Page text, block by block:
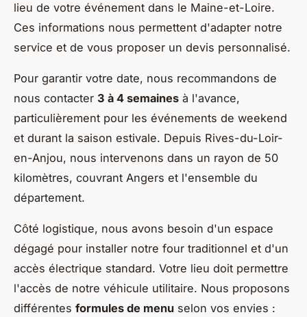
lieu de votre événement dans le Maine-et-Loire.
Ces informations nous permettent d'adapter notre
service et de vous proposer un devis personnalisé.
Pour garantir votre date, nous recommandons de
nous contacter 3 à 4 semaines à l'avance,
particulièrement pour les événements de weekend
et durant la saison estivale. Depuis Rives-du-Loir-
en-Anjou, nous intervenons dans un rayon de 50
kilomètres, couvrant Angers et l'ensemble du
département.
Côté logistique, nous avons besoin d'un espace
dégagé pour installer notre four traditionnel et d'un
accès électrique standard. Votre lieu doit permettre
l'accès de notre véhicule utilitaire. Nous proposons
différentes formules de menu selon vos envies :